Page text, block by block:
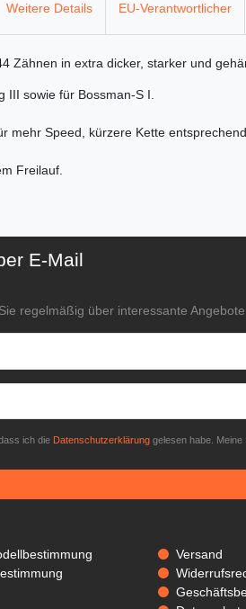
Weitere Details EU-Verantwortlicher
Zähnen in extra dicker, starker und
III sowie für Bossman-S I.
mehr Speed, kürzere Kette
Freilauf.
E-Mail
regelmäßig über interessante
ich die Daten­schutz­erklärunggelesen habe. Meine
Versand